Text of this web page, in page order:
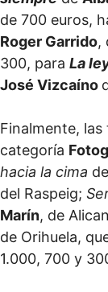
de 700 euros,
Roger Garrido,
300, para La
José Vizcaíno
Finalmente,
categoría
hacia la cima de
del Raspeig;
Marín, de
de Orihuela,
1.000, 700 y